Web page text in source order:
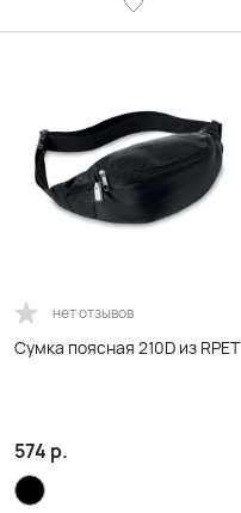
нет отзывов
Сумка поясная 210D из RPET
574 р.